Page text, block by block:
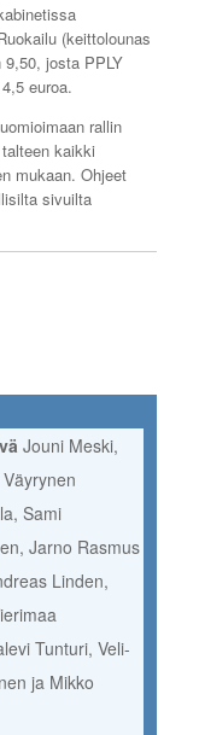
(keittolounas
josta PPLY
euroa.
rallin
kaikki
mukaan. Ohjeet
sivuilta
Jouni Meski,
Sami
Jarno Rasmus
Linden,
Tunturi, Veli-
ja Mikko